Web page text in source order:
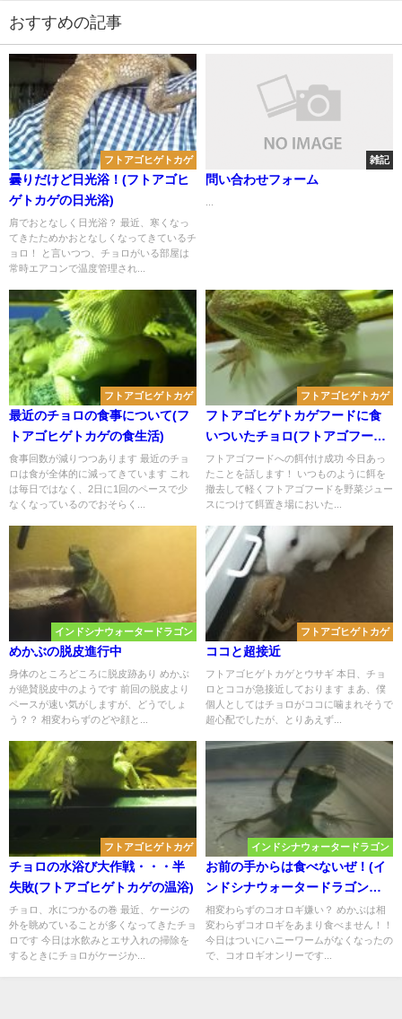
おすすめの記事
フトアゴヒゲトカゲ
曇りだけど日光浴！(フトアゴヒ
ゲトカゲの日光浴)
肩でおとなしく日光浴？ 最近、寒くなっ
てきたためかおとなしくなってきているチ
ョロ！ と言いつつ、チョロがいる部屋は
常時エアコンで温度管理され...
雑記
問い合わせフォーム
フトアゴヒゲトカゲ
最近のチョロの食事について(フ
トアゴヒゲトカゲの食生活)
食事回数が減りつつあります 最近のチョ
ロは食が全体的に減ってきています これ
は毎日ではなく、2日に1回のペースで少
なくなっているのでおそらく...
フトアゴヒゲトカゲ
フトアゴヒゲトカゲフードに食
いついたチョロ(フトアゴフード
への餌付け)
フトアゴフードへの餌付け成功 今日あっ
たことを話します！ いつものように餌を
撤去して軽くフトアゴフードを野菜ジュー
スにつけて餌置き場においた...
インドシナウォータードラゴン
めかぶの脱皮進行中
身体のところどころに脱皮跡あり めかぶ
が絶賛脱皮中のようです 前回の脱皮より
ペースが速い気がしますが、どうでしょ
う？？ 相変わらずのどや顔と...
フトアゴヒゲトカゲ
ココと超接近
フトアゴヒゲトカゲとウサギ 本日、チョ
ロとココが急接近しております まあ、僕
個人としてはチョロがココに噛まれそうで
超心配でしたが、とりあえず...
フトアゴヒゲトカゲ
チョロの水浴び大作戦・・・半
失敗(フトアゴヒゲトカゲの温浴)
チョロ、水につかるの巻 最近、ケージの
外を眺めていることが多くなってきたチョ
ロです 今日は水飲みとエサ入れの掃除を
するときにチョロがケージか...
インドシナウォータードラゴン
お前の手からは食べないぜ！(イ
ンドシナウォータードラゴンの
抵抗？)
相変わらずのコオロギ嫌い？ めかぶは相
変わらずコオロギをあまり食べません！！
今日はついにハニーワームがなくなったの
で、コオロギオンリーです...